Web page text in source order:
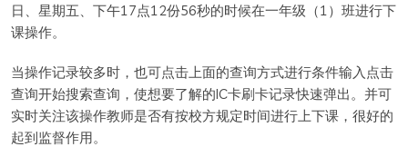
日、星期五、下午17点12份56秒的时候在一年级（1）班进行下
课操作。
当操作记录较多时，也可点击上面的查询方式进行条件输入点击
查询开始搜索查询，使想要了解的IC卡刷卡记录快速弹出。并可
实时关注该操作教师是否有按校方规定时间进行上下课，很好的
起到监督作用。